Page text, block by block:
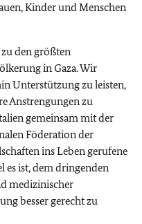
Kinder und Menschen
zu den größten
in Gaza. Wir
Unterstützung zu leisten,
Anstrengungen zu
gemeinsam mit der
Föderation der
ins Leben gerufene
es ist, dem dringenden
medizinischer
besser gerecht zu